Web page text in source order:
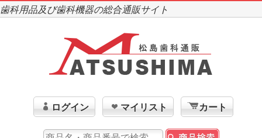
歯科用品及び歯科機器の総合通販サイト
ログイン マイリスト カート